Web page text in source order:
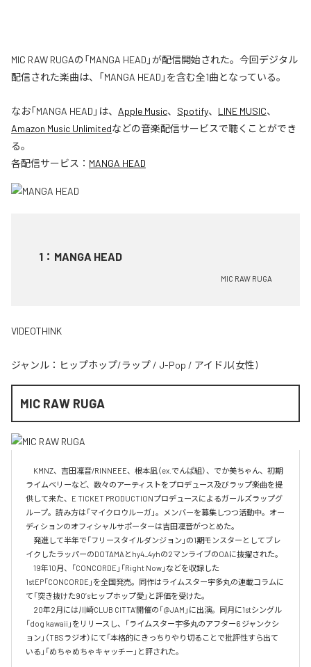
MIC RAW RUGAの「MANGA HEAD」が配信開始された。今回デジタル
配信された楽曲は、「MANGA HEAD」を含む全1曲となっている。
なお「MANGA HEAD 」は、 Apple Music、 Spotify、 LINE MUSIC、
Amazon Music Unlimitedなどの音楽配信サービスで聴くことができ
る。
各配信サービス： MANGA HEAD
1 ： MANGA HEAD
MIC RAW RUGA
VIDEOTHINK
ジャンル： ヒップホップ/ラップ / J-Pop / アイドル(女性)
MIC RAW RUGA
KMNZ、吉田凜音/RINNEEE、根本凪（ex.でんぱ組）、でか美ちゃん、初期
ライムベリーなど、数々のアーティストをプロデュース及びラップ楽曲を提
供して来た、E TICKET PRODUCTIONプロデュースによるガールズラップグ
ループ。読み方は「マイクロウルーガ」。メンバーを募集しつつ活動中。オー
ディションのオフィシャルサポーターは吉田凜音がつとめた。
発進して半年で「フリースタイルダンジョン」の1期モンスターとしてブレ
イクしたラッパーのDOTAMAとhy4_4yhの2マンライブのOAに抜擢された。
19年10月、「CONCORDE」「Right Now」などを収録した
1stEP「CONCORDE」を全国発売。同作はライムスター宇多丸の連載コラムに
て「突き抜けた90’sヒップホップ愛」と評価を受けた。
20年2月には川崎CLUB CITTA’開催の「@JAM」に出演。同月に1stシングル
「dog kawaii」をリリースし、「ライムスター宇多丸のアフター6 ジャンクシ
ョン」（TBSラジオ）にて「本格的にきっちりやり切ることで批評性すら出て
いる」「めちゃめちゃキャッチー」と評された。